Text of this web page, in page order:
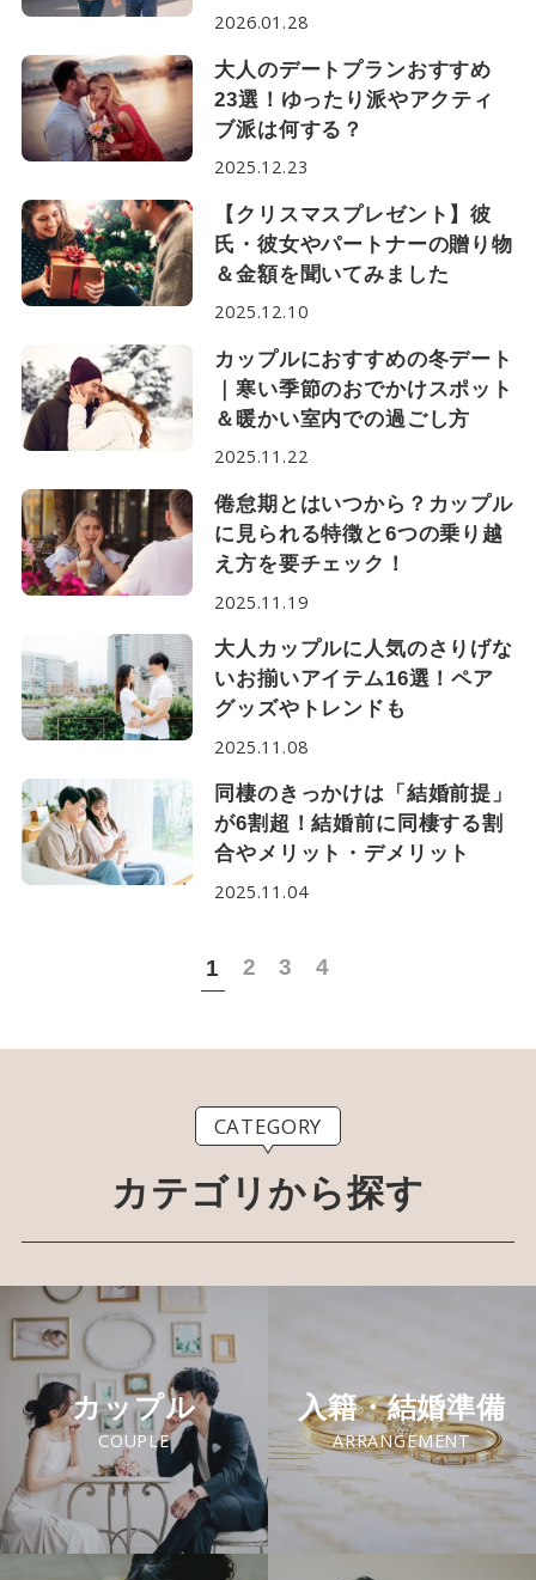
2026.01.28
大人のデートプランおすすめ
23選！ゆったり派やアクティ
ブ派は何する？
2025.12.23
【クリスマスプレゼント】彼
氏・彼女やパートナーの贈り物
＆金額を聞いてみました
2025.12.10
カップルにおすすめの冬デート
｜寒い季節のおでかけスポット
＆暖かい室内での過ごし方
2025.11.22
倦怠期とはいつから？カップル
に見られる特徴と6つの乗り越
え方を要チェック！
2025.11.19
大人カップルに人気のさりげな
いお揃いアイテム16選！ペア
グッズやトレンドも
2025.11.08
同棲のきっかけは「結婚前提」
が6割超！結婚前に同棲する割
合やメリット・デメリット
2025.11.04
1 2 3 4
CATEGORY
カテゴリから探す
カップル
COUPLE
入籍・結婚準備
ARRANGEMENT